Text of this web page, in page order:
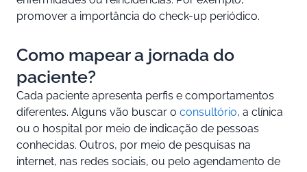
promover a importância do check-up periódico.
Como mapear a jornada do
paciente?
Cada paciente apresenta perfis e comportamentos
diferentes. Alguns vão buscar o consultório, a clínica
ou o hospital por meio de indicação de pessoas
conhecidas. Outros, por meio de pesquisas na
internet, nas redes sociais, ou pelo agendamento de